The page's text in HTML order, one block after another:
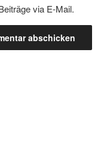
via E-Mail.